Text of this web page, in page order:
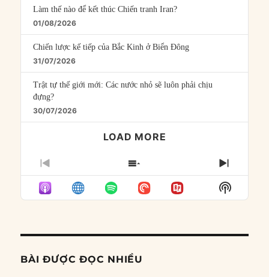
Làm thế nào để kết thúc Chiến tranh Iran?
01/08/2026
Chiến lược kế tiếp của Bắc Kinh ở Biển Đông
31/07/2026
Trật tự thế giới mới: Các nước nhỏ sẽ luôn phải chịu
đựng?
30/07/2026
LOAD MORE
PREVIOUS
EPISODE
SHOW
EPISODES
LIST
NEXT
Show
Podcast
BÀI ĐƯỢC ĐỌC NHIỀU